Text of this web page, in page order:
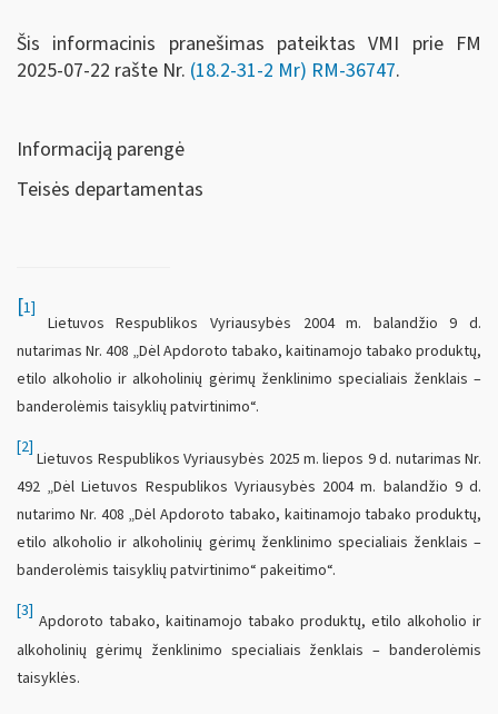
Šis informacinis pranešimas pateiktas VMI prie FM
2025-07-22 rašte Nr. (18.2-31-2 Mr) RM-36747.
Informaciją parengė
Teisės departamentas
[1]
Lietuvos Respublikos Vyriausybės 2004 m. balandžio 9 d.
nutarimas Nr. 408 „Dėl Apdoroto tabako, kaitinamojo tabako produktų,
etilo alkoholio ir alkoholinių gėrimų ženklinimo specialiais ženklais –
banderolėmis taisyklių patvirtinimo“.
[2]
Lietuvos Respublikos Vyriausybės 2025 m. liepos 9 d. nutarimas Nr.
492 „Dėl Lietuvos Respublikos Vyriausybės 2004 m. balandžio 9 d.
nutarimo Nr. 408 „Dėl Apdoroto tabako, kaitinamojo tabako produktų,
etilo alkoholio ir alkoholinių gėrimų ženklinimo specialiais ženklais –
banderolėmis taisyklių patvirtinimo“ pakeitimo“.
[3]
Apdoroto tabako, kaitinamojo tabako produktų, etilo alkoholio ir
alkoholinių gėrimų ženklinimo specialiais ženklais – banderolėmis
taisyklės.